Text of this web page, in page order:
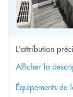
L'attribution
Afficher la
Équipements de